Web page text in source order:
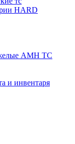
HARD
AMH TC
и инвентаря